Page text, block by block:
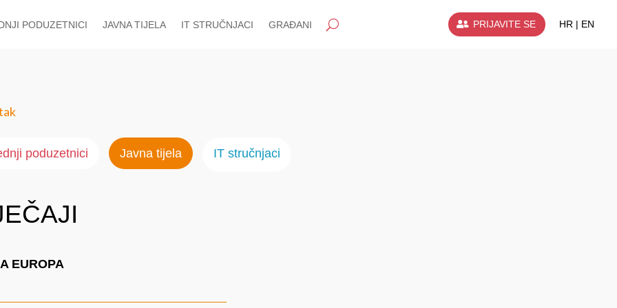
PODUZETNICI JAVNA TIJELA IT STRUČNJACI GRAĐANI PRIJAVITE SE HR | EN
poduzetnici Javna tijela IT stručnjaci
EUROPA